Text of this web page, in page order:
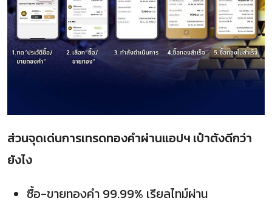
ส่วนจุดเด่นการเทรดทองคำผ่านแอปฯ เป๋าตังดีกว่า
ยังไง
ซื้อ-ขายทองคำ 99.99% เรียลไทม์ผ่าน